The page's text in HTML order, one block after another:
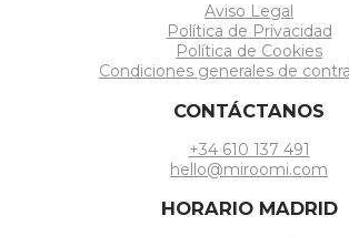
Aviso Legal
Política de Privacidad
Política de Cookies
Condiciones generales de
CONTÁCTANOS
+34 610 137 491
hello@miroomi.com
HORARIO MADRID